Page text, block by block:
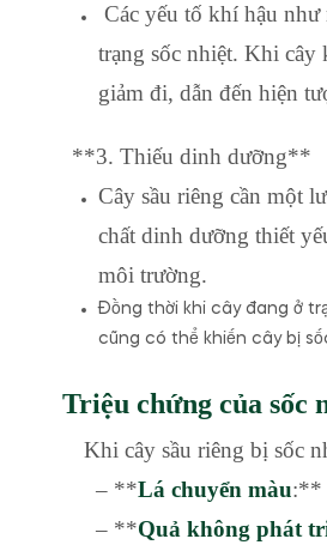
Các yếu tố khí hậu
trạng sốc nhiệt. Khi cây
giảm đi, dẫn đến hiện
**3. Thiếu dinh dưỡng**
Cây sầu riêng cần một
chất dinh dưỡng thiết
môi trường.
Đồng thời khi cây đang ở
cũng có thể khiến cây bị
Triệu chứng của sốc
Khi cây sầu riêng bị sốc
– **Lá chuyển màu:**
– **Quả không phát